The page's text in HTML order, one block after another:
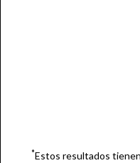
*Estos resultados